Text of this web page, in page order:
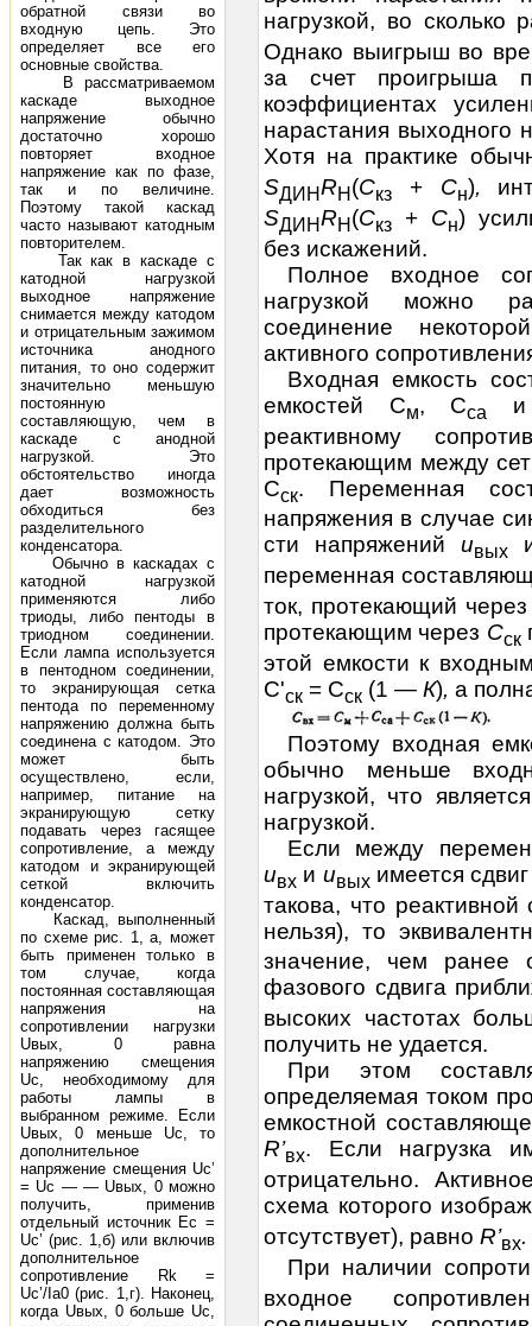
обратной связи во
входную цепь. Это
определяет все его
основные свойства.
В рассматриваемом
каскаде выходное
напряжение обычно
достаточно хорошо
повторяет входное
напряжение как по фазе,
так и по величине.
Поэтому такой каскад
часто называют катодным
повторителем.
Так как в каскаде с
катодной нагрузкой
выходное напряжение
снимается между катодом
и отрицательным зажимом
источника анодного
питания, то оно содержит
значительно меньшую
постоянную
составляющую, чем в
каскаде с анодной
нагрузкой. Это
обстоятельство иногда
дает возможность
обходиться без
разделительного
конденсатора.
Обычно в каскадах с
катодной нагрузкой
применяются либо
триоды, либо пентоды в
триодном соединении.
Если лампа используется
в пентодном соединении,
то экранирующая сетка
пентода по переменному
напряжению должна быть
соединена с катодом. Это
может быть
осуществлено, если,
например, питание на
экранирующую сетку
подавать через гасящее
сопротивление, а между
катодом и экранирующей
сеткой включить
конденсатор.
Каскад, выполненный
по схеме рис. 1, а, может
быть применен только в
том случае, когда
постоянная составляющая
напряжения на
сопротивлении нагрузки
Uвых, 0 равна
напряжению смещения
Uc, необходимому для
работы лампы в
выбранном режиме. Если
Uвых, 0 меньше Uc, то
дополнительное
напряжение смещения Uc’
= Uc — — Uвых, 0 можно
получить, применив
отдельный источник Ес =
Uc’ (рис. 1,б) или включив
дополнительное
сопротивление Rk =
Uc’/Ia0 (рис. 1,г). Наконец,
когда Uвых, 0 больше Uc,
нагрузкой, во сколько
Однако выигрыш во
за счет проигрыша
коэффициентах
нарастания выходного
Хотя на практике
SДИНRН (Скз + Сн),
SДИНRН (Скз + Сн)
без искажений.
Полное входное
нагрузкой можно
соединение
активного
Входная емкость
емкостей См, Сса
реактивному
протекающим между
Сск. Переменная
напряжения в случае
сти напряженийuвых
переменная
ток, протекающий
протекающим через Сск
этой емкости к
С'ск = Сск (1 — К), а
Поэтому входная
обычно меньше
нагрузкой, что
нагрузкой.
Если между
uвх и uвыхимеется
такова, что
нельзя), то
значение, чем ранее
фазового сдвига
высоких частотах
получить не удается.
При этом
определяемая током
емкостной
R’вх. Если нагрузка
отрицательно.
схема которого
отсутствует), равно R’вх.
При наличии
входное